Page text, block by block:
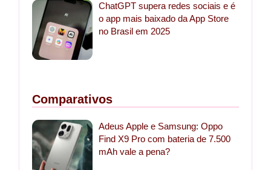
ChatGPT supera redes sociais e é
o app mais baixado da App Store
no Brasil em 2025
Comparativos
Adeus Apple e Samsung: Oppo
Find X9 Pro com bateria de 7.500
mAh vale a pena?